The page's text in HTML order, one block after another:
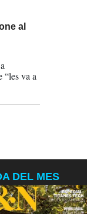
al
“les va a
DEL MES